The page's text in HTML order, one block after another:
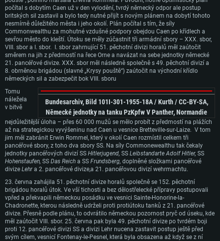
SYSTÉMOVÉ POŽADAVKY
PC
Mac
Minimální
OS: Windows 10 (64bitový)
Procesor: Dual-Core 2.2 GHz
Operační paměť: 4 GB
Minimální
OS: Mac OS Big Sur 11.0 nebo novější
Procesor: Core i5 (Intel Xeon není podporován)
Operační paměť: 6 GB
Minimální
OS: Většina moderních 64bitových distribucí Linuxu
Procesor: Dual-Core 2.4 GHz
Operační paměť: 4 GB
počítal s dobytím Caen už v den vylodění, tvrdý německý odpor ale postup
britských sil zastavil a bylo tedy nutné přijít s novým plánem na dobytí tohoto
nesmírně důležitého města i jeho okolí. Plán počítal s tím, že síly
Commonwealthu za mohutné vzdušné podpory obejdou Caen po křídlech a
sevřou město do kleští. Útoku se měly zúčastnit tři armádní sbory – XXX. sbor,
VIII. sbor a I. sbor. I. sbor zahrnující 51. pěchotní divizi horalů měl zaútočit
směrem na jih z předmostí na řece Orne a navázat na sebe jednotky německé
21. pancéřové divize. XXX. sbor měl následně společně s 49. pěchotní divizí a
8. obrněnou brigádou (slavné „Krysy pouště“) zaútočit na východní křídlo
německých sil a zabezpečit bok VIII. sboru
Bundesarchiv, Bild 101I-301-1955-18A / Kurth / CC-BY-SA,
Německé jednotky na tanku PzKpfw V Panther, Normandie
Tomu
náležela
v bitvě
nejdůležitější úloha – přes 60 000 mužů se mělo probít z předmostí na plážích
až na strategickou vyvýšeninu nad Caen u vesnice Bretteville-sur-Laize. V tom
jim měl zabránit Erwin Rommel, který v okolí Caen rozmístil celkem tři
pancéřové sbory, z toho dva sbory SS. Na síly Commonewealthu tak čekaly
jednotky pancéřových divizí SS Hitlerjugend, SS Leibstandarte Adolf Hitler, SS
Hohenstaufen, SS Das Reich a SS Frundsberg, doplněné složkami pancéřové
divize Lehra 2. pancéřové divize,a 21. pancéřovou divizí wehrmachtu.
23. června zahájila 51. pěchotní divize horalů společně se 152. pěchotní
brigádou horalů útok. Ve vší tichosti a bez dělostřelecké přípravy postupovali
vpřed a překvapili německou posádku ve vesnici Sainte-Honorine-la-
Chadronette, kterou následně udrželi proti protiútoku tanků z 21. pancéřové
divize. Přesně podle plánu, to odvrátilo německou pozornost pryč od úseku, kde
měl zaútočit VIII. sbor. 25. června pak byla 49. pěchotní divize po tvrdém boji
proti 12. pancéřové divizi SS a divizi Lehr nucena zastavit postup ještě před
svým cílem, vesnicí Fontenay-le-Pesnel, která byla obsazena až když se z ní